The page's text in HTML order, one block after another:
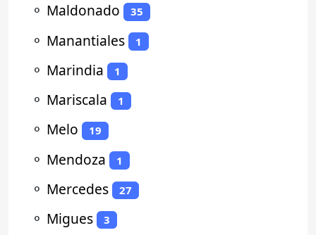
⚬ Maldonado 35
⚬ Manantiales 1
⚬ Marindia 1
⚬ Mariscala 1
⚬ Melo 19
⚬ Mendoza 1
⚬ Mercedes 27
⚬ Migues 3